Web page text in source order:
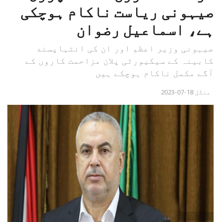
صیہونی ریاست ناکام ہوچکی
ہے، اسماعیل رضوان
صیہونی وزیر اعظم اور ان کی انتہاپسند
کابینہ کے سیکیورٹی پلان مزاحمت کاروں کے
آگے مکمل ناکام ہوچکے ہیں
منگل 18-07-2023